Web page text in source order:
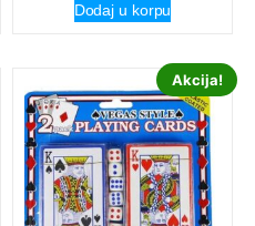
Dodaj u korpu
Akcija!